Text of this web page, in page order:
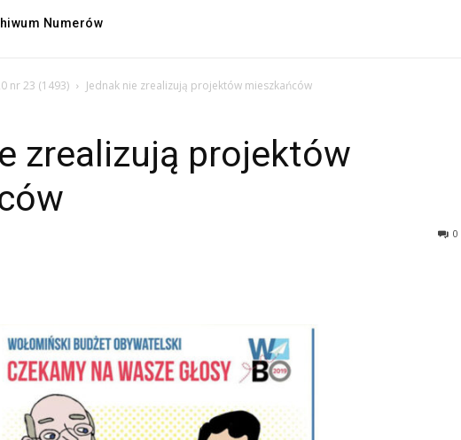
Numerów
nr 23 (1493) Jednak nie zrealizują projektów mieszkańców
zrealizują projektów
0